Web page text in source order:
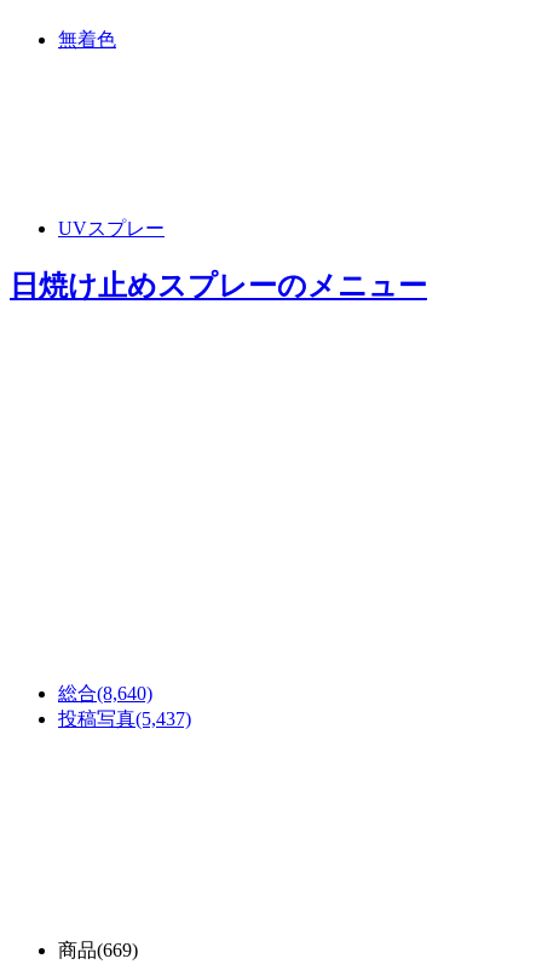
無着色
UVスプレー
日焼け止めスプレーのメニュー
総合(8,640)
投稿写真(5,437)
商品(669)